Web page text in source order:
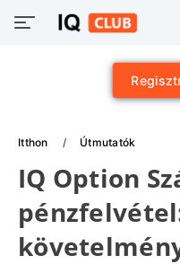
Itthon Útmutatók
IQ Option